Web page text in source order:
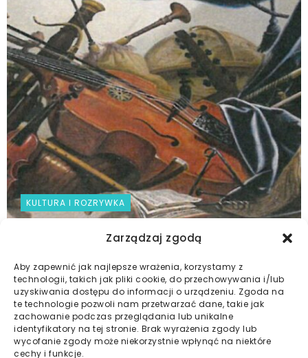
Zarządzaj zgodą
Aby zapewnić jak najlepsze wrażenia, korzystamy z
technologii, takich jak pliki cookie, do przechowywania i/lub
uzyskiwania dostępu do informacji o urządzeniu. Zgoda na
te technologie pozwoli nam przetwarzać dane, takie jak
zachowanie podczas przeglądania lub unikalne
identyfikatory na tej stronie. Brak wyrażenia zgody lub
wycofanie zgody może niekorzystnie wpłynąć na niektóre
cechy i funkcje.
KULTURA I ROZRYWKA
Koncert: spotkanie z muzyką Baroku
2023-06-26
Ogłoszenia SpółdzielniWydarzeniaKultura i rozrywka